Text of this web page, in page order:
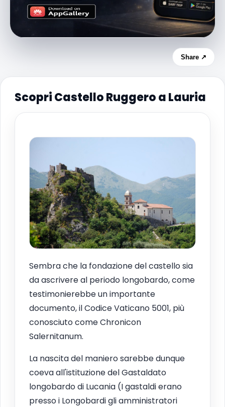
Share ↗
Scopri Castello Ruggero a Lauria
Sembra che la fondazione del castello sia
da ascrivere al periodo longobardo, come
testimonierebbe un importante
documento, il Codice Vaticano 5001, più
conosciuto come Chronicon
Salernitanum.
La nascita del maniero sarebbe dunque
coeva all'istituzione del Gastaldato
longobardo di Lucania (I gastaldi erano
presso i Longobardi gli amministratori